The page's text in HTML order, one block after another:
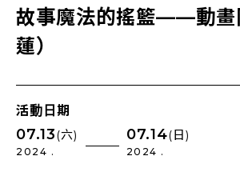
故事魔法的搖籃——動畫
蓮）
活動日期
07.13(六)
2024 .
07.14(日)
2024 .